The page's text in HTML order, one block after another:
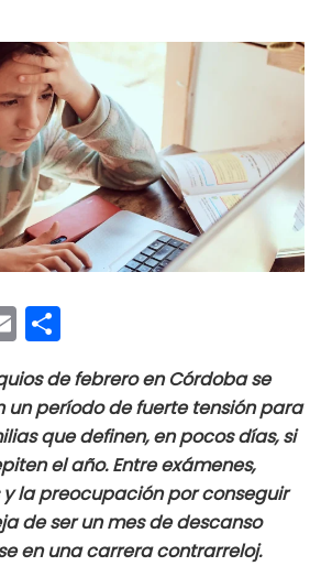
E
ai
l
m
p
ar
ti
r
de febrero en Córdoba se
un período de fuerte tensión para
que definen, en pocos días, si
el año. Entre exámenes,
la preocupación por conseguir
de ser un mes de descanso
en una carrera contrarreloj.